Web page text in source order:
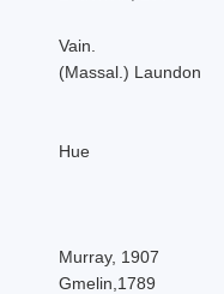
Vain.
(Massal.) Laundon
Hue
Murray, 1907
Gmelin,1789